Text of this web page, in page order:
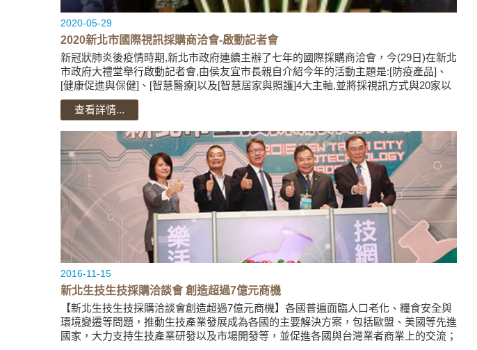
2020-05-29
2020新北市國際視訊採購商洽會-啟動記者會
新冠狀肺炎後疫情時期,新北市政府連續主辦了七年的國際採購商洽會，今(29日)在新北
市政府大禮堂舉行啟動記者會,由侯友宜市長親自介紹今年的活動主題是:[防疫產品]、
[健康促進與保健]、[智慧醫療]以及[智慧居家與照護]4大主軸,並將採視訊方式與20家以
上國外企業洽談,爭...
查看詳情...
2016-11-15
新北生技生技採購洽談會 創造超過7億元商機
【新北生技生技採購洽談會創造超過7億元商機】各國普遍面臨人口老化、糧食安全與
環境變遷等問題，推動生技產業發展成為各國的主要解決方案，包括歐盟、美國等先進
國家，大力支持生技產業研發以及市場開發等，並促進各國與台灣業者商業上的交流；